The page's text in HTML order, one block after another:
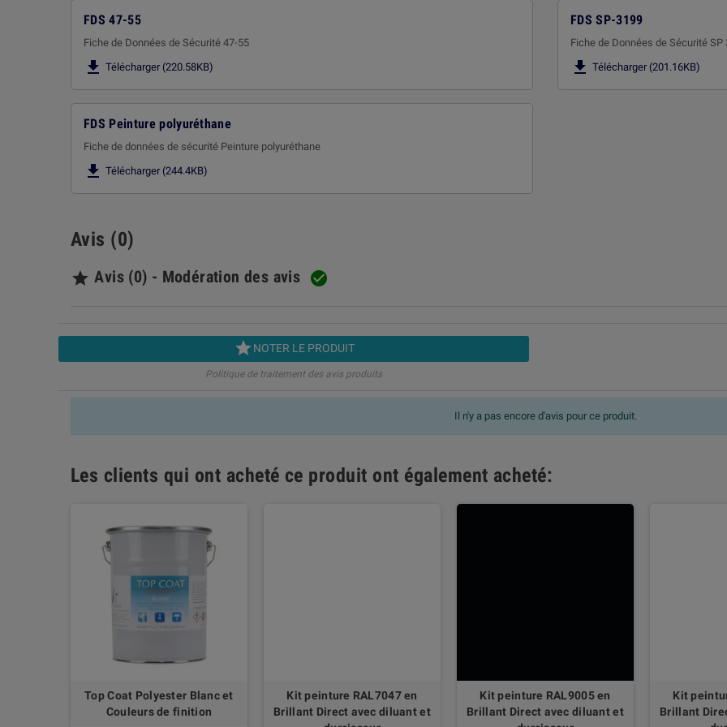
FDS 47-55
Fiche de Données de Sécurité 47-55
 Télécharger (220.58KB)
FDS SP-3199
Fiche de Données de Sécurité SP
 Télécharger (201.16KB)
FDS Peinture polyuréthane
Fiche de données de sécurité Peinture polyuréthane
 Télécharger (244.4KB)
Avis (0)
 Avis (0) - Modération des avis 
NOTER LE PRODUIT
Politique de traitement des avis produits
Il n'y a pas encore d'avis pour ce produit.
Les clients qui ont acheté ce produit ont également acheté:
Top Coat Polyester Blanc et
Couleurs de finition
Kit peinture RAL7047 en
Brillant Direct avec diluant et
Kit peinture RAL9005 en
Brillant Direct avec diluant et
Kit
Brillant